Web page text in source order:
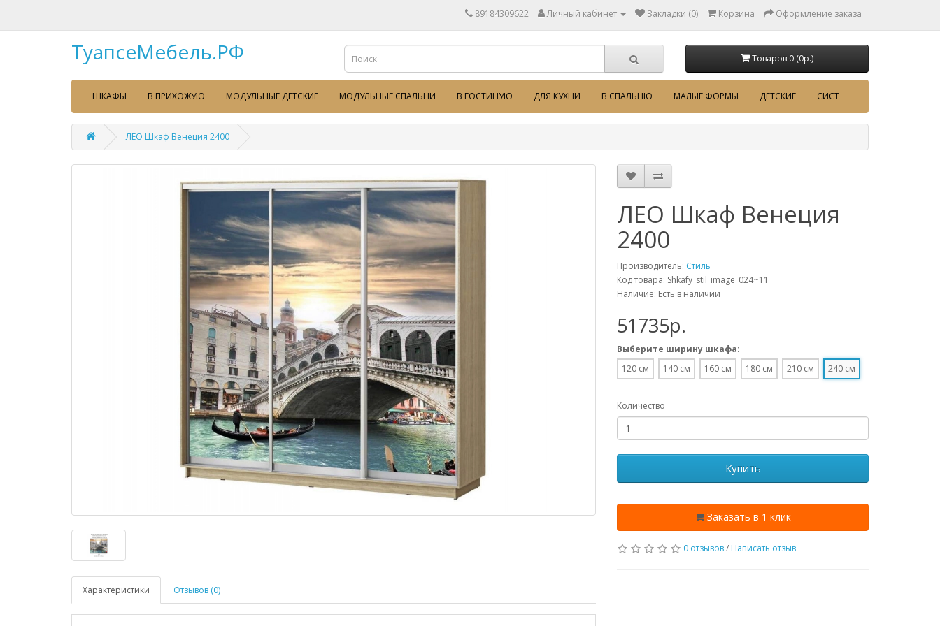
89184309622 Личный кабинет Закладки (0) Корзина Оформление заказа
ТуапсеМебель.РФ Товаров 0 (0p.)
ШКАФЫ В ПРИХОЖУЮ МОДУЛЬНЫЕ ДЕТСКИЕ МОДУЛЬНЫЕ СПАЛЬНИ В ГОСТИНУЮ ДЛЯ КУХНИ В СПАЛЬНЮ МАЛЫЕ ФОРМЫ ДЕТСКИЕ СИСТ
ЛЕО Шкаф Венеция 2400
Характеристики Отзывов (0)
ЛЕО Шкаф Венеция
2400
Производитель: Стиль
Код товара: Shkafy_stil_image_024~11
Наличие: Есть в наличии
51735p.
Выберите ширину шкафа:
120 см
140 см 160 см 180 см 210 см 240 см
Количество
Купить
Заказать в 1 клик
0 отзывов/ Написать отзыв